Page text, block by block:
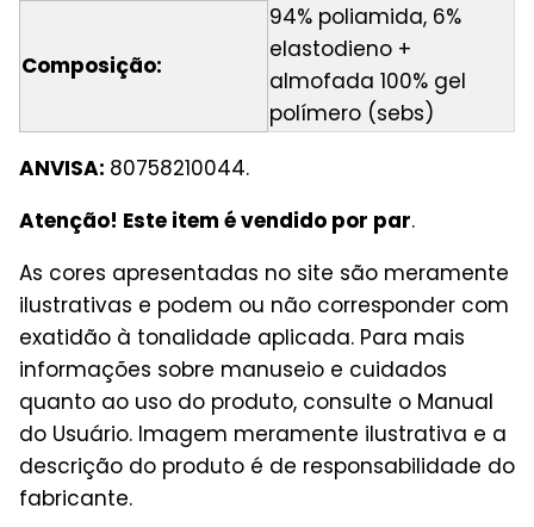
Composição:
94% poliamida, 6%
elastodieno +
almofada 100% gel
polímero (sebs)
ANVISA: 80758210044.
Atenção! Este item é vendido por par.
As cores apresentadas no site são meramente
ilustrativas e podem ou não corresponder com
exatidão à tonalidade aplicada. Para mais
informações sobre manuseio e cuidados
quanto ao uso do produto, consulte o Manual
do Usuário. Imagem meramente ilustrativa e a
descrição do produto é de responsabilidade do
fabricante.